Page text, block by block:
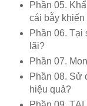
Phần 05.
cái bẫy
Phần 06. Tại
lãi?
Phần 07.
Phần 08. Sử
hiệu quả?